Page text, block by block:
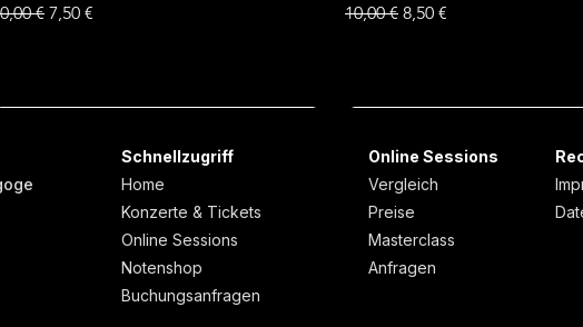
€ Sale-Preis
7,50 €
Standardpreis
10,00 € Sale-Preis
8,50 €
Schnellzugriff
Home
Konzerte & Tickets
Online Sessions
Notenshop
Buchungsanfragen
Online Sessions
Vergleich
Preise
Masterclass
Anfragen